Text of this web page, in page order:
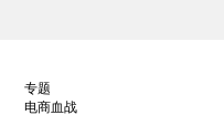
专题
电商血战